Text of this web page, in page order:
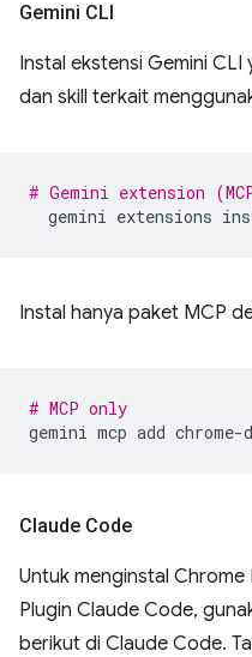
Gemini CLI
Instal ekstensi Gemini
dan skill terkait
# Gemini extension
gemini extensions
Instal hanya paket MCP
# MCP only
gemini mcp add chrome-
Claude Code
Untuk menginstal
Plugin Claude Code,
berikut di Claude Code.